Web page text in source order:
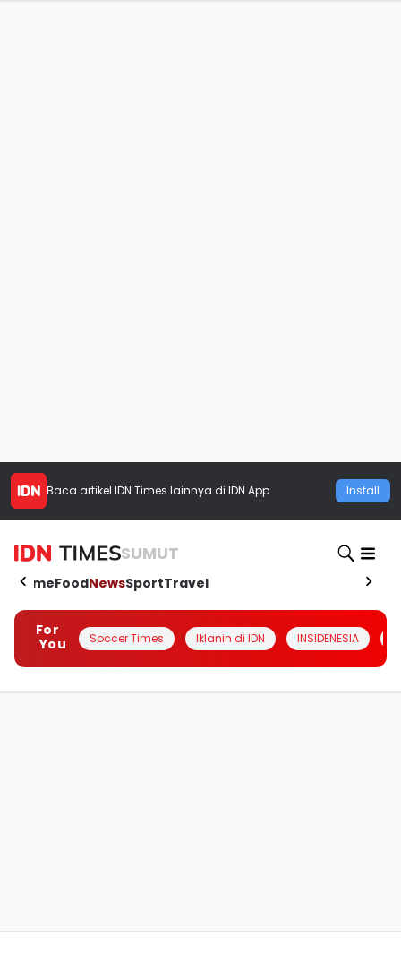
Baca artikel IDN Times lainnya di IDN App Install
SUMUT
HomeFoodNewsSportTravel
For
You
Soccer Times Iklanin di IDN INSIDENESIA